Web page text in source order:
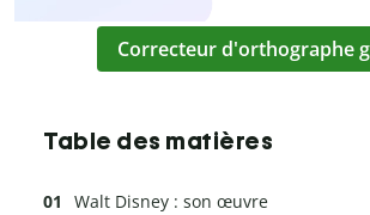
Correcteur d'orthographe
Table des matières
Walt Disney : son œuvre